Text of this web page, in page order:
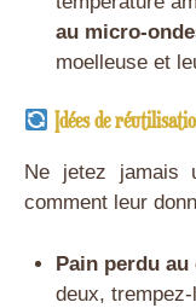
au micro-
moelleuse et
Idées de
Ne jetez jamais
comment leur
Pain perdu
deux,